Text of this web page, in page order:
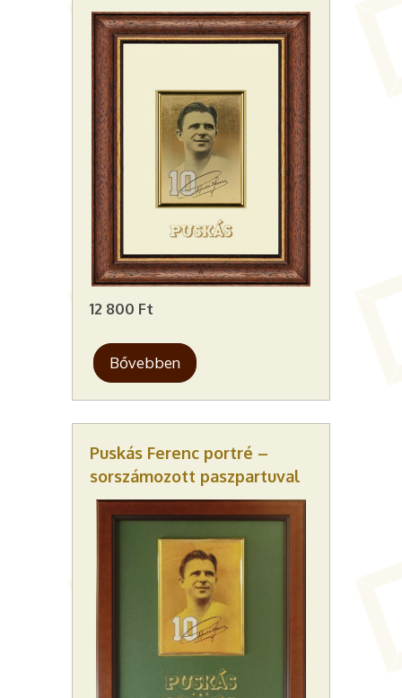
12 800 Ft
Bővebben
Puskás Ferenc portré –
sorszámozott paszpartuval